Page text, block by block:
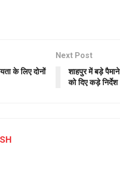
के लिए दोनों
Next Post
शाहपुर में बड़े पैमाने
को दिए कड़े निर्देश